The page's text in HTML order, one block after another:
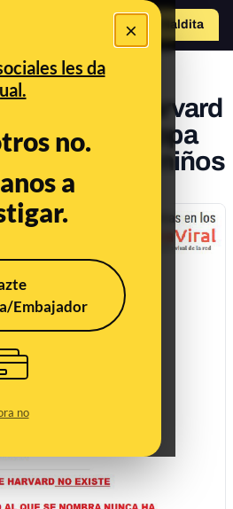
×
les da
no.
a
Embajador
no
Hazte Maldita
de Harvard
que Peppa
a los niños
PM